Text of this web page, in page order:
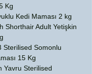
Kg,
Kedi Maması 2 kg,
Shorthair Adult Yetişkin
Sterilised Somonlu
15 Kg,
Yavru Sterilised